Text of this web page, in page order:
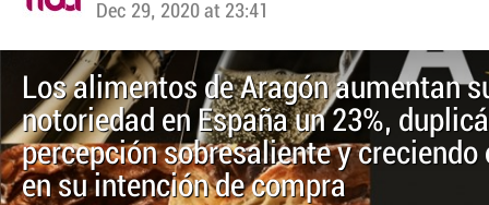
Dec 29, 2020 at 23:41
Los alimentos de Aragón aumentan
notoriedad en España un 23%,
percepción sobresaliente y creciendo
en su intención de compra